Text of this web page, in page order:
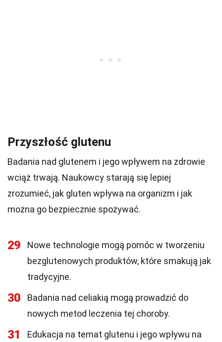
Przyszłość glutenu
Badania nad glutenem i jego wpływem na zdrowie
wciąż trwają. Naukowcy starają się lepiej
zrozumieć, jak gluten wpływa na organizm i jak
można go bezpiecznie spożywać.
29
Nowe technologie mogą pomóc w tworzeniu
bezglutenowych produktów, które smakują jak
tradycyjne.
30
Badania nad celiakią mogą prowadzić do
nowych metod leczenia tej choroby.
31
Edukacja na temat glutenu i jego wpływu na